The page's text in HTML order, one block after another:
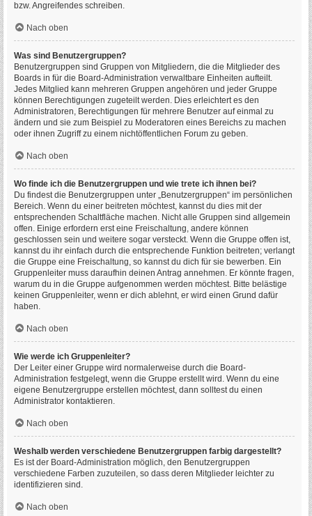
bzw. Angreifendes schreiben.
Nach oben
Was sind Benutzergruppen?
Benutzergruppen sind Gruppen von Mitgliedern, die die Mitglieder des
Boards in für die Board-Administration verwaltbare Einheiten aufteilt.
Jedes Mitglied kann mehreren Gruppen angehören und jeder Gruppe
können Berechtigungen zugeteilt werden. Dies erleichtert es den
Administratoren, Berechtigungen für mehrere Benutzer auf einmal zu
ändern und sie zum Beispiel zu Moderatoren eines Bereichs zu machen
oder ihnen Zugriff zu einem nichtöffentlichen Forum zu geben.
Nach oben
Wo finde ich die Benutzergruppen und wie trete ich ihnen bei?
Du findest die Benutzergruppen unter „Benutzergruppen“ im persönlichen
Bereich. Wenn du einer beitreten möchtest, kannst du dies mit der
entsprechenden Schaltfläche machen. Nicht alle Gruppen sind allgemein
offen. Einige erfordern erst eine Freischaltung, andere können
geschlossen sein und weitere sogar versteckt. Wenn die Gruppe offen ist,
kannst du ihr einfach durch die entsprechende Funktion beitreten; verlangt
die Gruppe eine Freischaltung, so kannst du dich für sie bewerben. Ein
Gruppenleiter muss daraufhin deinen Antrag annehmen. Er könnte fragen,
warum du in die Gruppe aufgenommen werden möchtest. Bitte belästige
keinen Gruppenleiter, wenn er dich ablehnt, er wird einen Grund dafür
haben.
Nach oben
Wie werde ich Gruppenleiter?
Der Leiter einer Gruppe wird normalerweise durch die Board-
Administration festgelegt, wenn die Gruppe erstellt wird. Wenn du eine
eigene Benutzergruppe erstellen möchtest, dann solltest du einen
Administrator kontaktieren.
Nach oben
Weshalb werden verschiedene Benutzergruppen farbig dargestellt?
Es ist der Board-Administration möglich, den Benutzergruppen
verschiedene Farben zuzuteilen, so dass deren Mitglieder leichter zu
identifizieren sind.
Nach oben